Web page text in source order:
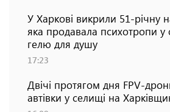
У Харкові викрили 51-річну
яка продавала психотропи у
гелю для душу
17:23
Двічі протягом дня FPV-
автівки у селищі на